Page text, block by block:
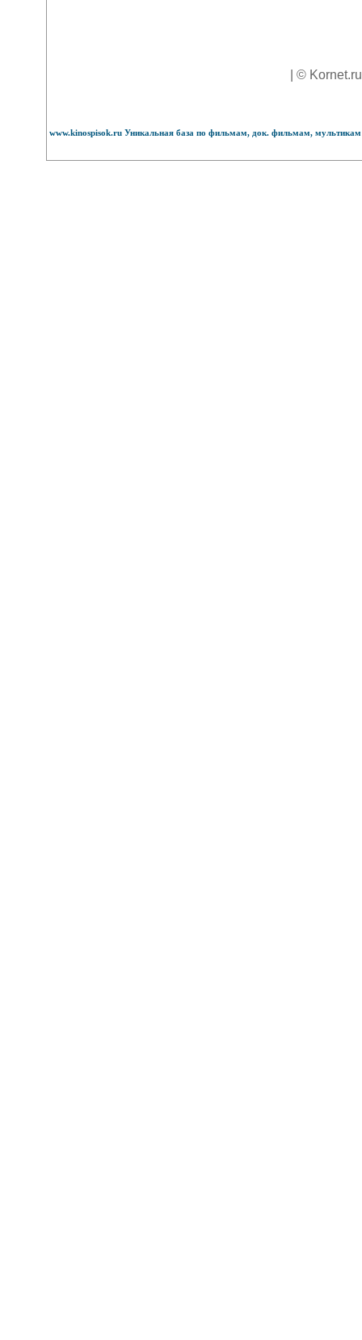
| ©
www.kinospisok.ru Уникальная база по фильмам, док. фильмам,